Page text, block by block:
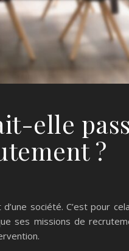
elle
?
société. C’est pour
ses missions de